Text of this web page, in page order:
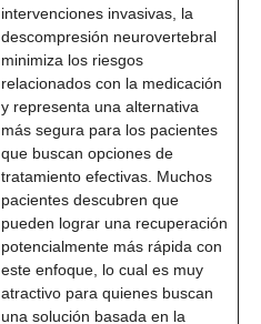
intervenciones invasivas, la
descompresión neurovertebral
minimiza los riesgos
relacionados con la medicación
y representa una alternativa
más segura para los pacientes
que buscan opciones de
tratamiento efectivas. Muchos
pacientes descubren que
pueden lograr una recuperación
potencialmente más rápida con
este enfoque, lo cual es muy
atractivo para quienes buscan
una solución basada en la